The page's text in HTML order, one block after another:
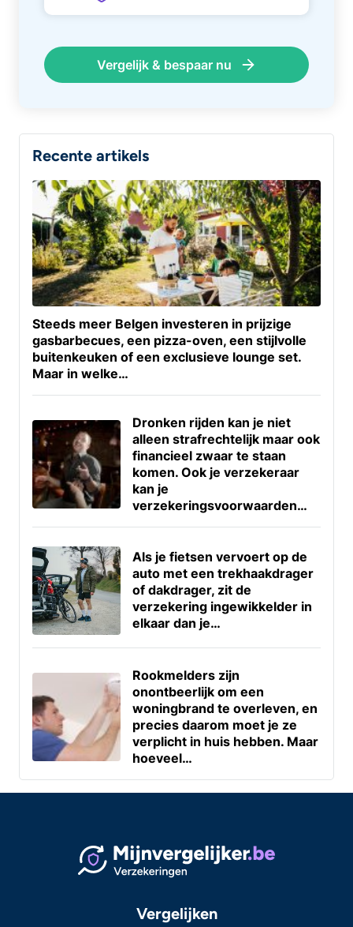
Vergelijk & bespaar nu
Recente artikels
Steeds meer Belgen investeren in prijzige
gasbarbecues, een pizza-oven, een stijlvolle
buitenkeuken of een exclusieve lounge set.
Maar in welke…
Dronken rijden kan je niet
alleen strafrechtelijk maar ook
financieel zwaar te staan
komen. Ook je verzekeraar
kan je
verzekeringsvoorwaarden…
Als je fietsen vervoert op de
auto met een trekhaakdrager
of dakdrager, zit de
verzekering ingewikkelder in
elkaar dan je…
Rookmelders zijn
onontbeerlijk om een
woningbrand te overleven, en
precies daarom moet je ze
verplicht in huis hebben. Maar
hoeveel…
Vergelijken